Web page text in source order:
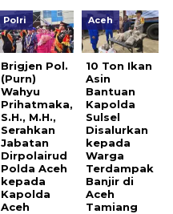
Polri
Brigjen Pol.
(Purn)
Wahyu
Prihatmaka,
S.H., M.H.,
Serahkan
Jabatan
Dirpolairud
Polda Aceh
kepada
Kapolda
Aceh
Aceh
10 Ton Ikan
Asin
Bantuan
Kapolda
Sulsel
Disalurkan
kepada
Warga
Terdampak
Banjir di
Aceh
Tamiang